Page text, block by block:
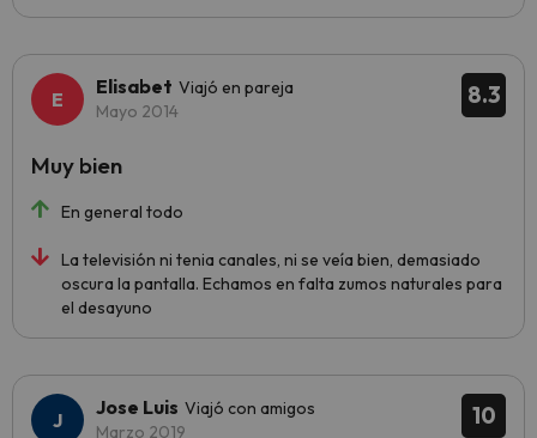
8.3
Elisabet Viajó en pareja
Mayo 2014
En general todo
La televisión ni tenia canales, ni se veía bien, demasiado
oscura la pantalla. Echamos en falta zumos naturales para
el desayuno
Muy bien
10
Jose Luis Viajó con amigos
Marzo 2019